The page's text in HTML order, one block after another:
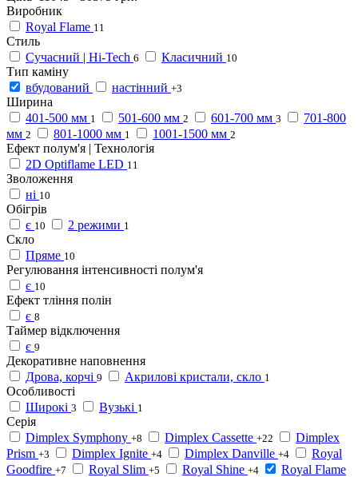
Виробник
Royal Flame 11
Стиль
Сучасний | Hi-Tech 6 Класичний 10
Тип каміну
вбудований
настінний +3
Ширина
401-500 мм 1 501-600 мм 2 601-700 мм 3
701-800
мм 2 801-1000 мм 1 1001-1500 мм 2
Ефект полум'я | Технологія
2D Optiflame LED 11
Зволоження
ні 10
Обігрів
є 10 2 режими 1
Скло
Пряме 10
Регулювання інтенсивності полум'я
є 10
Ефект тління полін
є 8
Таймер відключення
є 9
Декоративне наповнення
Дрова, корчі 9 Акрилові кристали, скло 1
Особливості
Широкі 3 Вузькі 1
Серія
Dimplex Symphony +8 Dimplex Cassette +22
Dimplex
Prism +3 Dimplex Ignite +4 Dimplex Danville +4
Royal
Goodfire +7 Royal Slim +5 Royal Shine +4
Royal Flame